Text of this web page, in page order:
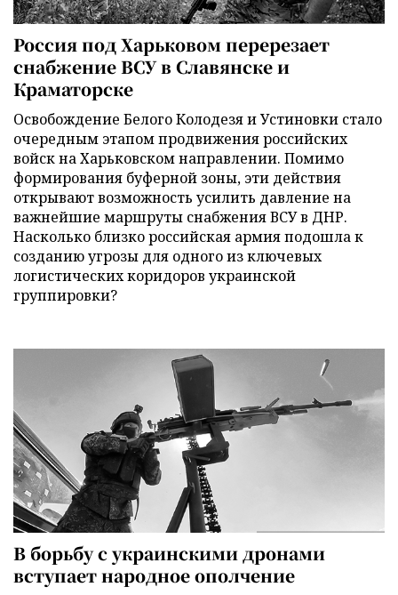
Россия под Харьковом перерезает
снабжение ВСУ в Славянске и
Краматорске
Освобождение Белого Колодезя и Устиновки стало
очередным этапом продвижения российских
войск на Харьковском направлении. Помимо
формирования буферной зоны, эти действия
открывают возможность усилить давление на
важнейшие маршруты снабжения ВСУ в ДНР.
Насколько близко российская армия подошла к
созданию угрозы для одного из ключевых
логистических коридоров украинской
группировки?
В борьбу с украинскими дронами
вступает народное ополчение